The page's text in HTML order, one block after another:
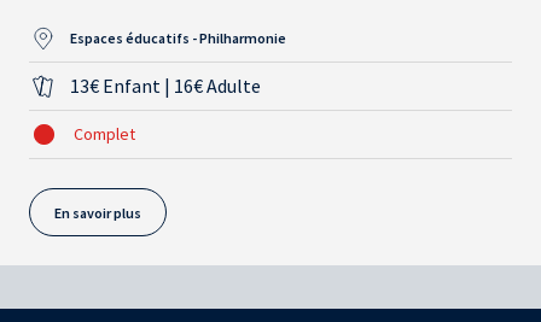
Espaces éducatifs - Philharmonie
13€ Enfant | 16€ Adulte
Complet
En savoir plus